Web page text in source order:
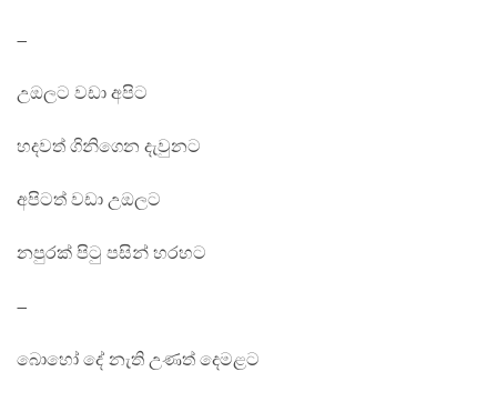
–
උඔලට වඩා අපිට
හදවත් ගිනිගෙන දැවුනට
අපිටත් වඩා උඔලට
නපුරක් පිටු පසින් හරහට
–
බොහෝ දේ නැති උණත් දෙමළට